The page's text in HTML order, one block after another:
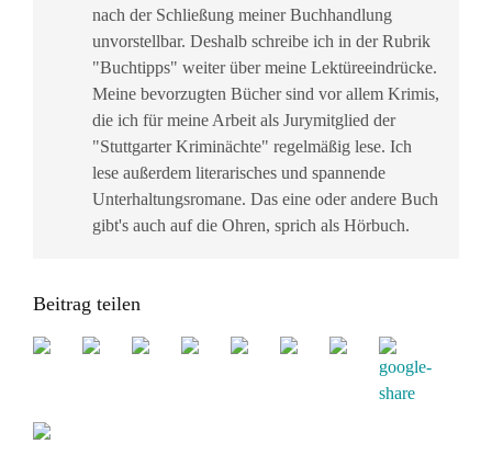
nach der Schließung meiner Buchhandlung
unvorstellbar. Deshalb schreibe ich in der Rubrik
"Buchtipps" weiter über meine Lektüreeindrücke.
Meine bevorzugten Bücher sind vor allem Krimis,
die ich für meine Arbeit als Jurymitglied der
"Stuttgarter Kriminächte" regelmäßig lese. Ich
lese außerdem literarisches und spannende
Unterhaltungsromane. Das eine oder andere Buch
gibt's auch auf die Ohren, sprich als Hörbuch.
Beitrag teilen